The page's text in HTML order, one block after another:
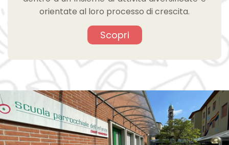
orientate al loro processo di crescita.
Scopri